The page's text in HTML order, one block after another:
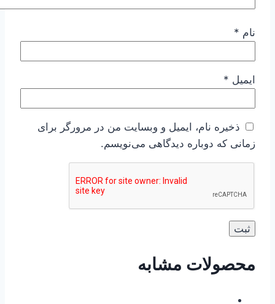
نام *
ایمیل *
ذخیره نام، ایمیل و وبسایت من در مرورگر برای
زمانی که دوباره دیدگاهی می‌نویسم.
محصولات مشابه